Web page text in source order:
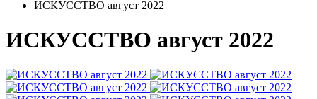
ИСКУССТВО август 2022
ИСКУССТВО август 2022